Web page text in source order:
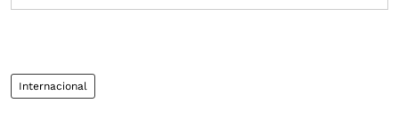
Internacional